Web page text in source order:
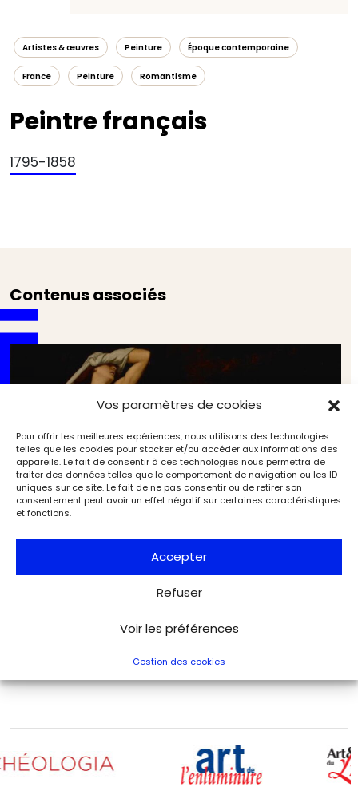
Vos paramètres de cookies
Pour offrir les meilleures expériences, nous utilisons des technologies
telles que les cookies pour stocker et/ou accéder aux informations des
appareils. Le fait de consentir à ces technologies nous permettra de
traiter des données telles que le comportement de navigation ou les ID
uniques sur ce site. Le fait de ne pas consentir ou de retirer son
consentement peut avoir un effet négatif sur certaines caractéristiques
et fonctions.
Accepter
Refuser
Voir les préférences
Gestion des cookies
Artistes & œuvres Peinture Époque contemporaine
France Peinture Romantisme
Peintre français
1795-1858
Contenus associés
Au‑delà du visible : spectres et revenants hantent